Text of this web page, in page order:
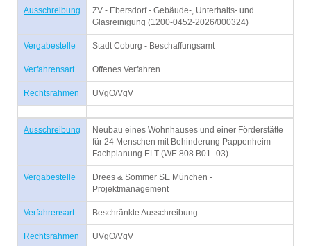
Ausschreibung
ZV - Ebersdorf - Gebäude-, Unterhalts- und
Glasreinigung (1200-0452-2026/000324)
Vergabestelle Stadt Coburg - Beschaffungsamt
Verfahrensart Offenes Verfahren
Rechtsrahmen UVgO/VgV
Ausschreibung
Neubau eines Wohnhauses und einer Förderstätte
für 24 Menschen mit Behinderung Pappenheim -
Fachplanung ELT (WE 808 B01_03)
Vergabestelle
Drees & Sommer SE München -
Projektmanagement
Verfahrensart Beschränkte Ausschreibung
Rechtsrahmen UVgO/VgV